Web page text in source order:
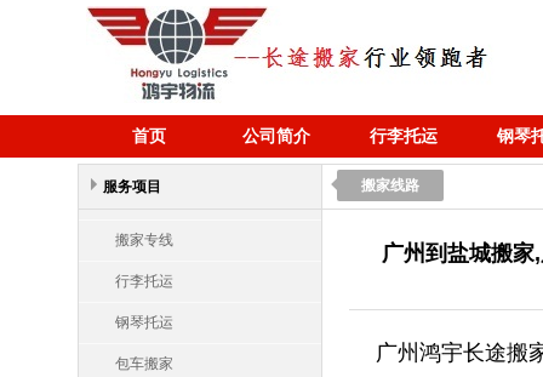
首页 公司简介 行李托运 钢琴
服务项目
搬家专线
行李托运
钢琴托运
包车搬家
搬家线路
广州到盐城搬家
广州鸿宇长途搬